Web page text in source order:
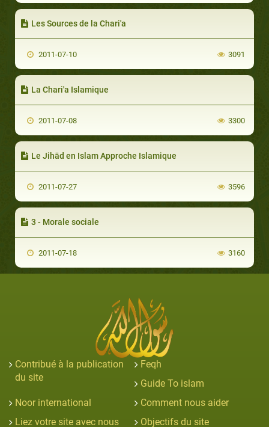
Les Sources de la Chari'a
2011-07-10 3091
La Chari'a Islamique
2011-07-08 3300
Le Jihād en Islam Approche Islamique
2011-07-27 3596
3 - Morale sociale
2011-07-18 3160
Contribué à la publication
du site
Feqh
Guide To islam
Noor international
Comment nous aider
Liez votre site avec nous
Objectifs du site